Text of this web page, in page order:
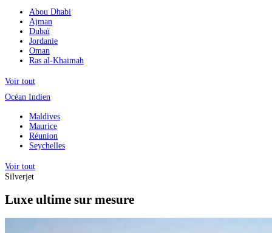
Abou Dhabi
Ajman
Dubaï
Jordanie
Oman
Ras al-Khaimah
Voir tout
Océan Indien
Maldives
Maurice
Réunion
Seychelles
Voir tout
Silverjet
Luxe ultime sur mesure